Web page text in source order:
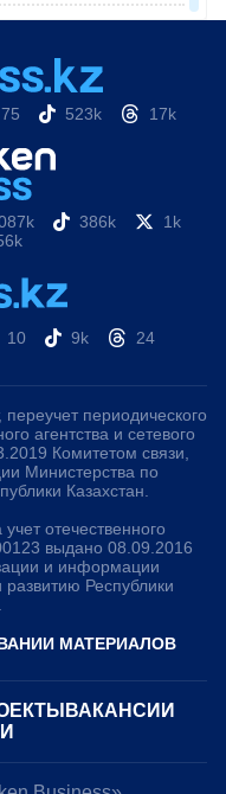
75 523k 17k
386k
1k
10 9k 24
периодического
агентства и сетевого
Комитетом связи,
Министерства по
Казахстан.
отечественного
выдано 08.09.2016
и информации
Республики
МАТЕРИАЛОВ
ВАКАНСИИ